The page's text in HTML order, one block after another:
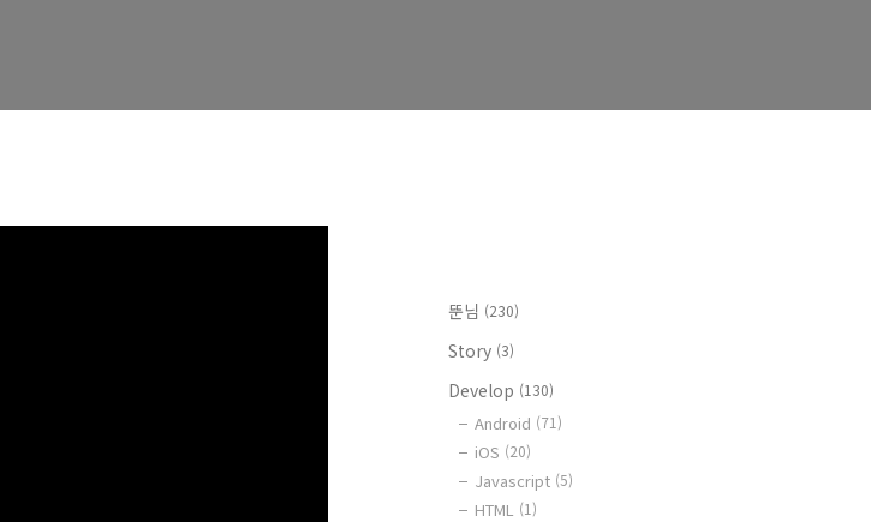
뚠님 (230)
Story (3)
Develop (130)
Android (71)
iOS (20)
Javascript (5)
HTML (1)